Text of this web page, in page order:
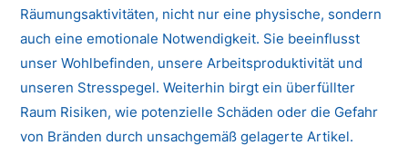
Räumungsaktivitäten, nicht nur eine physische, sondern
auch eine emotionale Notwendigkeit. Sie beeinflusst
unser Wohlbefinden, unsere Arbeitsproduktivität und
unseren Stresspegel. Weiterhin birgt ein überfüllter
Raum Risiken, wie potenzielle Schäden oder die Gefahr
von Bränden durch unsachgemäß gelagerte Artikel.